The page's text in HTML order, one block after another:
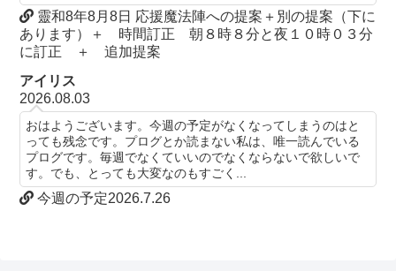
靈和8年8月8日 応援魔法陣への提案＋別の提案（下に
あります）＋ 時間訂正 朝８時８分と夜１０時０３分
に訂正 ＋ 追加提案
アイリス
2026.08.03
おはようございます。今週の予定がなくなってしまうのはと
っても残念です。プログとか読まない私は、唯一読んでいる
プログです。毎週でなくていいのでなくならないで欲しいで
す。でも、とっても大変なのもすごく...
今週の予定2026.7.26